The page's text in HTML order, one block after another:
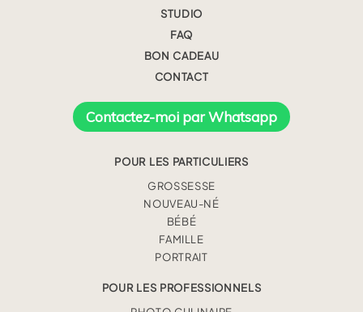
STUDIO
FAQ
BON CADEAU
CONTACT
Contactez-moi par Whatsapp
POUR LES PARTICULIERS
GROSSESSE
NOUVEAU-NÉ
BÉBÉ
FAMILLE
PORTRAIT
POUR LES PROFESSIONNELS